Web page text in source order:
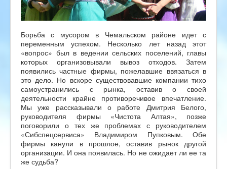
Борьба с мусором в Чемальском районе идет с
переменным успехом. Несколько лет назад этот
«вопрос» был в ведении сельских поселений, главы
которых организовывали вывоз отходов. Затем
появились частные фирмы, пожелавшие ввязаться в
это дело. Но вскоре существовавшие компании тихо
самоустранились с рынка, оставив о своей
деятельности крайне противоречивое впечатление.
Мы уже рассказывали о работе Дмитрия Белого,
руководителя фирмы «Чистота Алтая», позже
поговорили о тех же проблемах с руководителем
«Сибспецсервиса» Владимиром Пупковым. Обе
фирмы канули в прошлое, оставив рынок другой
организации. И она появилась. Но не ожидает ли ее та
же судьба?